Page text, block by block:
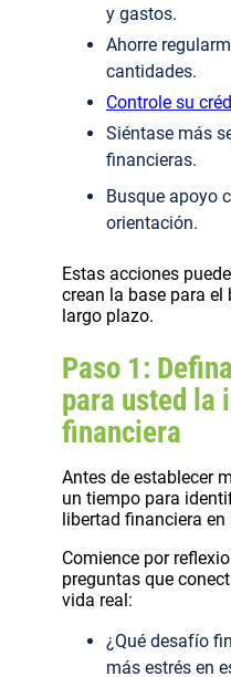
y gastos.
Ahorre
cantidades.
Controle su
Siéntase más
financieras.
Busque apoyo
orientación.
Estas acciones
crean la base para
largo plazo.
Paso 1:
para usted la
financiera
Antes de establecer
un tiempo para
libertad financiera en
Comience por
preguntas que
vida real:
¿Qué desafío
más estrés en